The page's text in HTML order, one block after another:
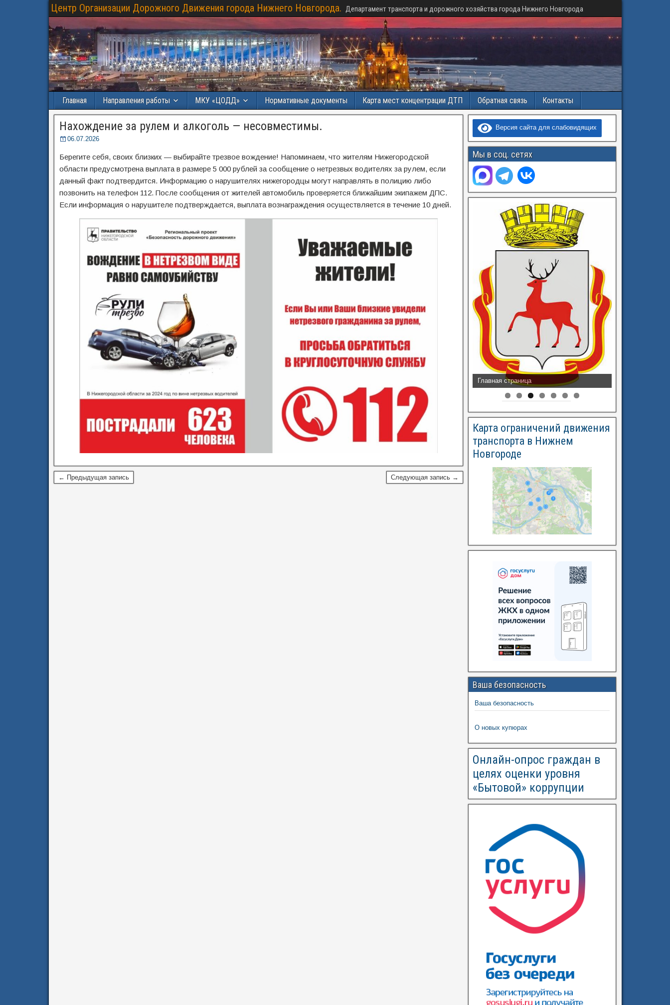
Центр Организации Дорожного Движения города Нижнего Новгорода. Департамент транспорта и дорожного хозяйства города Нижнего Новгорода
Главная Направления работы МКУ «ЦОДД» Нормативные документы Карта мест концентрации ДТП Обратная связь Контакты
Нахождение за рулем и алкоголь — несовместимы.
06.07.2026
Берегите себя, своих близких — выбирайте трезвое вождение! Напоминаем, что жителям Нижегородской
области предусмотрена выплата в размере 5 000 рублей за сообщение о нетрезвых водителях за рулем, если
данный факт подтвердится. Информацию о нарушителях нижегородцы могут направлять в полицию либо
позвонить на телефон 112. После сообщения от жителей автомобиль проверяется ближайшим экипажем ДПС.
Если информация о нарушителе подтверждается, выплата вознаграждения осуществляется в течение 10 дней.
← Предыдущая запись Следующая запись →
Версия сайта для слабовидящих
Мы в соц. сетях
Разрешения на перевозку
Карта ограничений движения
транспорта в Нижнем
Новгороде
Ваша безопасность
Ваша безопасность
О новых купюрах
Онлайн-опрос граждан в
целях оценки уровня
«Бытовой» коррупции